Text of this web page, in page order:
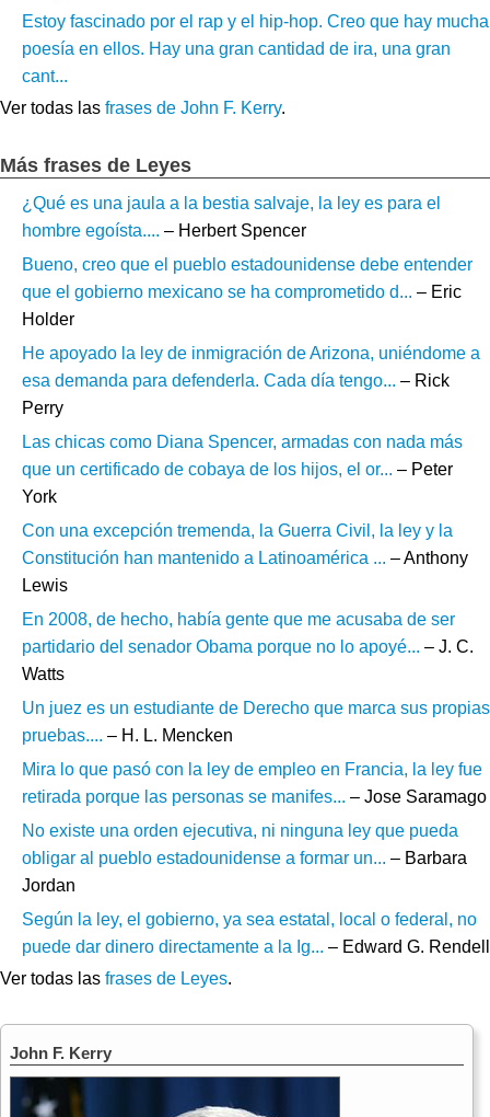
Estoy fascinado por el rap y el hip-hop. Creo que hay mucha
poesía en ellos. Hay una gran cantidad de ira, una gran
cant...
Ver todas las frases de John F. Kerry.
Más frases de Leyes
¿Qué es una jaula a la bestia salvaje, la ley es para el
hombre egoísta.... – Herbert Spencer
Bueno, creo que el pueblo estadounidense debe entender
que el gobierno mexicano se ha comprometido d... – Eric
Holder
He apoyado la ley de inmigración de Arizona, uniéndome a
esa demanda para defenderla. Cada día tengo... – Rick
Perry
Las chicas como Diana Spencer, armadas con nada más
que un certificado de cobaya de los hijos, el or... – Peter
York
Con una excepción tremenda, la Guerra Civil, la ley y la
Constitución han mantenido a Latinoamérica ... – Anthony
Lewis
En 2008, de hecho, había gente que me acusaba de ser
partidario del senador Obama porque no lo apoyé... – J. C.
Watts
Un juez es un estudiante de Derecho que marca sus propias
pruebas.... – H. L. Mencken
Mira lo que pasó con la ley de empleo en Francia, la ley fue
retirada porque las personas se manifes... – Jose Saramago
No existe una orden ejecutiva, ni ninguna ley que pueda
obligar al pueblo estadounidense a formar un... – Barbara
Jordan
Según la ley, el gobierno, ya sea estatal, local o federal, no
puede dar dinero directamente a la Ig... – Edward G. Rendell
Ver todas las frases de Leyes.
John F. Kerry